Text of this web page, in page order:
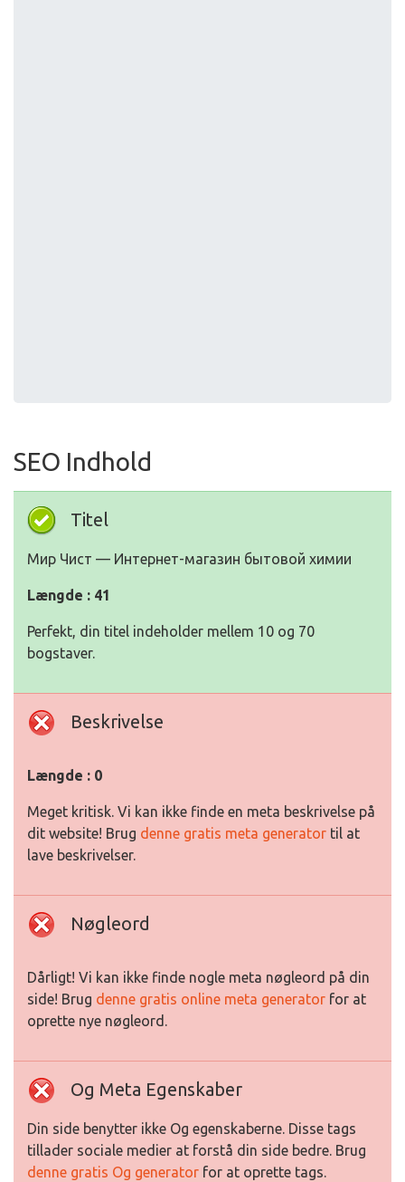
SEO Indhold
Titel
Мир Чист — Интернет-магазин бытовой химии
Længde : 41
Perfekt, din titel indeholder mellem 10 og 70
bogstaver.
Beskrivelse
Længde : 0
Meget kritisk. Vi kan ikke finde en meta beskrivelse på
dit website! Brug denne gratis meta generator til at
lave beskrivelser.
Nøgleord
Dårligt! Vi kan ikke finde nogle meta nøgleord på din
side! Brug denne gratis online meta generator for at
oprette nye nøgleord.
Og Meta Egenskaber
Din side benytter ikke Og egenskaberne. Disse tags
tillader sociale medier at forstå din side bedre. Brug
denne gratis Og generator for at oprette tags.